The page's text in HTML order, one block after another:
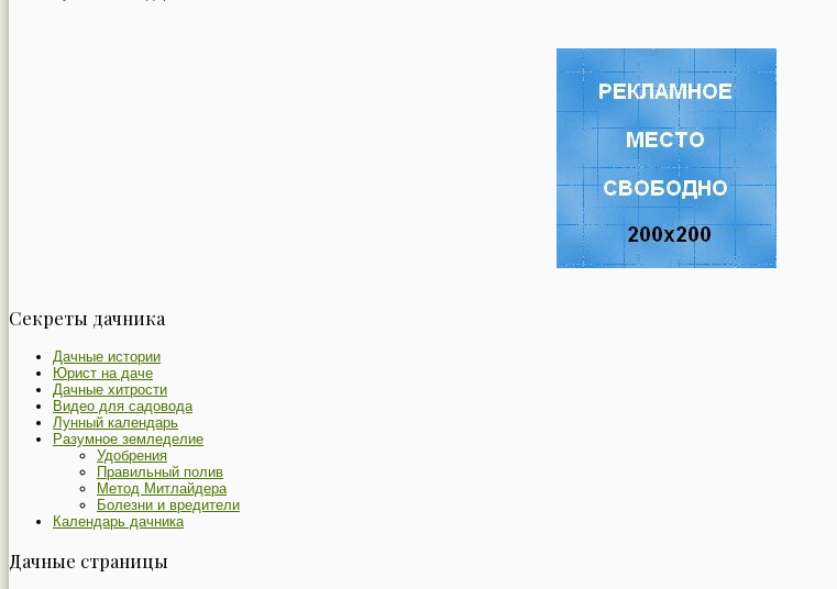
Секреты дачника
Дачные истории
Юрист на даче
Дачные хитрости
Видео для садовода
Лунный календарь
Разумное земледелие
Удобрения
Правильный полив
Метод Митлайдера
Болезни и вредители
Календарь дачника
Дачные страницы